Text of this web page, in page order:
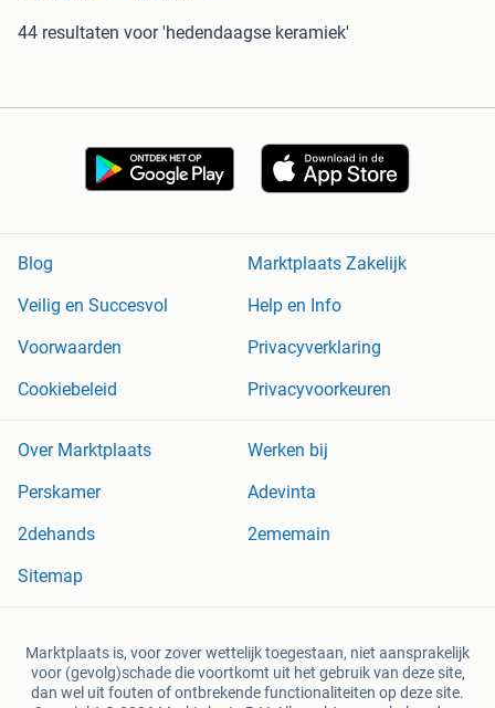
44 resultaten voor 'hedendaagse keramiek'
Blog
Marktplaats Zakelijk
Veilig en Succesvol
Help en Info
Voorwaarden
Privacyverklaring
Cookiebeleid
Privacyvoorkeuren
Over Marktplaats
Werken bij
Perskamer
Adevinta
2dehands
2ememain
Sitemap
Marktplaats is, voor zover wettelijk toegestaan, niet aansprakelijk
voor (gevolg)schade die voortkomt uit het gebruik van deze site,
dan wel uit fouten of ontbrekende functionaliteiten op deze site.